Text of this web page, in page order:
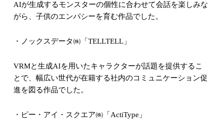
AIが生成するモンスターの個性に合わせて会話を楽しみな
がら、子供のエンパシーを育む作品でした。
・ノックスデータ㈱「 TELLTELL」
VRMと生成AIを用いたキャラクターが話題を提供するこ
とで、幅広い世代が在籍する社内のコミュニケーション促
進を図る作品でした。
・ピー・アイ・スクエア㈱「 ActiType 」